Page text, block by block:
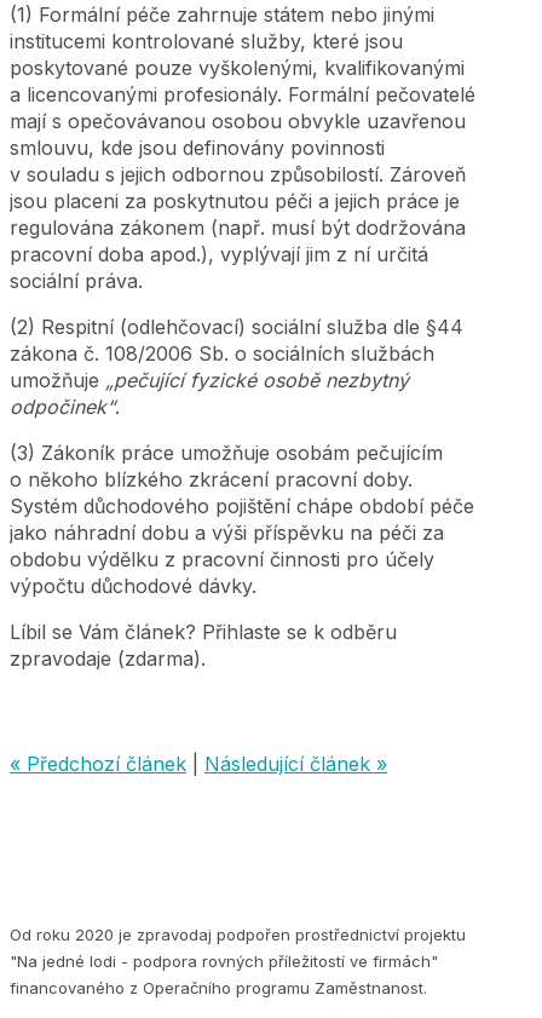
(1) Formální péče zahrnuje státem nebo jinými
institucemi kontrolované služby, které jsou
poskytované pouze vyškolenými, kvalifikovanými
a licencovanými profesionály. Formální pečovatelé
mají s opečovávanou osobou obvykle uzavřenou
smlouvu, kde jsou definovány povinnosti
v souladu s jejich odbornou způsobilostí. Zároveň
jsou placeni za poskytnutou péči a jejich práce je
regulována zákonem (např. musí být dodržována
pracovní doba apod.), vyplývají jim z ní určitá
sociální práva.
(2) Respitní (odlehčovací) sociální služba dle §44
zákona č. 108/2006 Sb. o sociálních službách
umožňuje „pečující fyzické osobě nezbytný
odpočinek“.
(3) Zákoník práce umožňuje osobám pečujícím
o někoho blízkého zkrácení pracovní doby.
Systém důchodového pojištění chápe období péče
jako náhradní dobu a výši příspěvku na péči za
obdobu výdělku z pracovní činnosti pro účely
výpočtu důchodové dávky.
Líbil se Vám článek? Přihlaste se k odběru
zpravodaje (zdarma).
« Předchozí článek Následující článek »
Od roku 2020 je zpravodaj podpořen prostřednictví projektu
"Na jedné lodi - podpora rovných příležitostí ve firmách"
financovaného z Operačního programu Zaměstnanost.